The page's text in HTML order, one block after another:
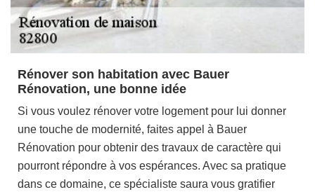
Rénover son habitation avec Bauer
Rénovation, une bonne idée
Si vous voulez rénover votre logement pour lui donner
une touche de modernité, faites appel à Bauer
Rénovation pour obtenir des travaux de caractère qui
pourront répondre à vos espérances. Avec sa pratique
dans ce domaine, ce spécialiste saura vous gratifier